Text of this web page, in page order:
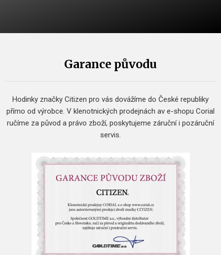
Garance původu
Hodinky značky Citizen pro vás dovážíme do České republiky
přímo od výrobce. V klenotnických prodejnách av e-shopu Corial
ručíme za původ a právo zboží, poskytujeme záruční i pozáruční
servis.